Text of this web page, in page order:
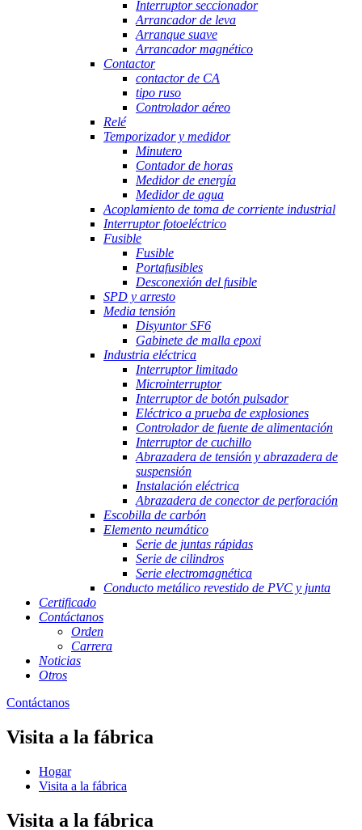
Interruptor seccionador
Arrancador de leva
Arranque suave
Arrancador magnético
Contactor
contactor de CA
tipo ruso
Controlador aéreo
Relé
Temporizador y medidor
Minutero
Contador de horas
Medidor de energía
Medidor de agua
Acoplamiento de toma de corriente industrial
Interruptor fotoeléctrico
Fusible
Fusible
Portafusibles
Desconexión del fusible
SPD y arresto
Media tensión
Disyuntor SF6
Gabinete de malla epoxi
Industria eléctrica
Interruptor limitado
Microinterruptor
Interruptor de botón pulsador
Eléctrico a prueba de explosiones
Controlador de fuente de alimentación
Interruptor de cuchillo
Abrazadera de tensión y abrazadera de
suspensión
Instalación eléctrica
Abrazadera de conector de perforación
Escobilla de carbón
Elemento neumático
Serie de juntas rápidas
Serie de cilindros
Serie electromagnética
Conducto metálico revestido de PVC y junta
Certificado
Contáctanos
Orden
Carrera
Noticias
Otros
Contáctanos
Visita a la fábrica
Hogar
Visita a la fábrica
Visita a la fábrica